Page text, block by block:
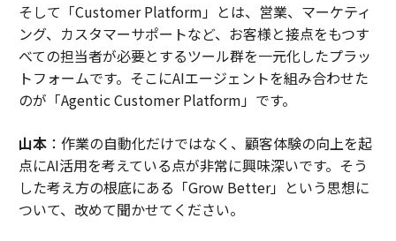
そして「Customer Platform」とは、営業、マーケティ
ング、カスタマーサポートなど、お客様と接点をもつす
べての担当者が必要とするツール群を一元化したプラッ
トフォームです。そこにAIエージェントを組み合わせた
のが「Agentic Customer Platform」です。
山本：作業の自動化だけではなく、顧客体験の向上を起
点にAI活用を考えている点が非常に興味深いです。そう
した考え方の根底にある「Grow Better」という思想に
ついて、改めて聞かせてください。